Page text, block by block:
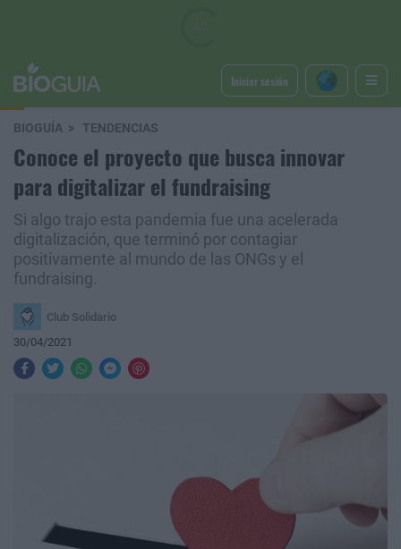
Iniciar sesión
BIOGUÍA TENDENCIAS
Conoce el proyecto que busca innovar
para digitalizar el fundraising
Si algo trajo esta pandemia fue una acelerada
digitalización, que terminó por contagiar
positivamente al mundo de las ONGs y el
fundraising.
Club Solidario
30/04/2021